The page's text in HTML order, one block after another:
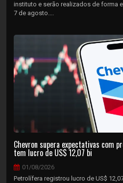
instituto e serão realizados de forma
7 de agosto....
Chevron supera expectativas com
tem lucro de US$ 12,07 bi
01/08/2026
Petrolífera registrou lucro de US$